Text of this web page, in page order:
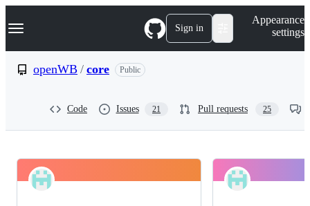
k
p
Navigation Menu Sign in
Appearance
settings
openWB / core Public
Code Issues 21 Pull requests 25
openWB
Pinned